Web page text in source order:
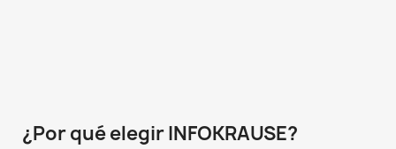
¿Por qué elegir INFOKRAUSE?